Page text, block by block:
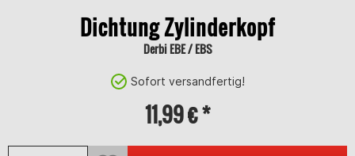
Dichtung Zylinderkopf
Derbi EBE / EBS
Sofort versandfertig!
11,99 € *